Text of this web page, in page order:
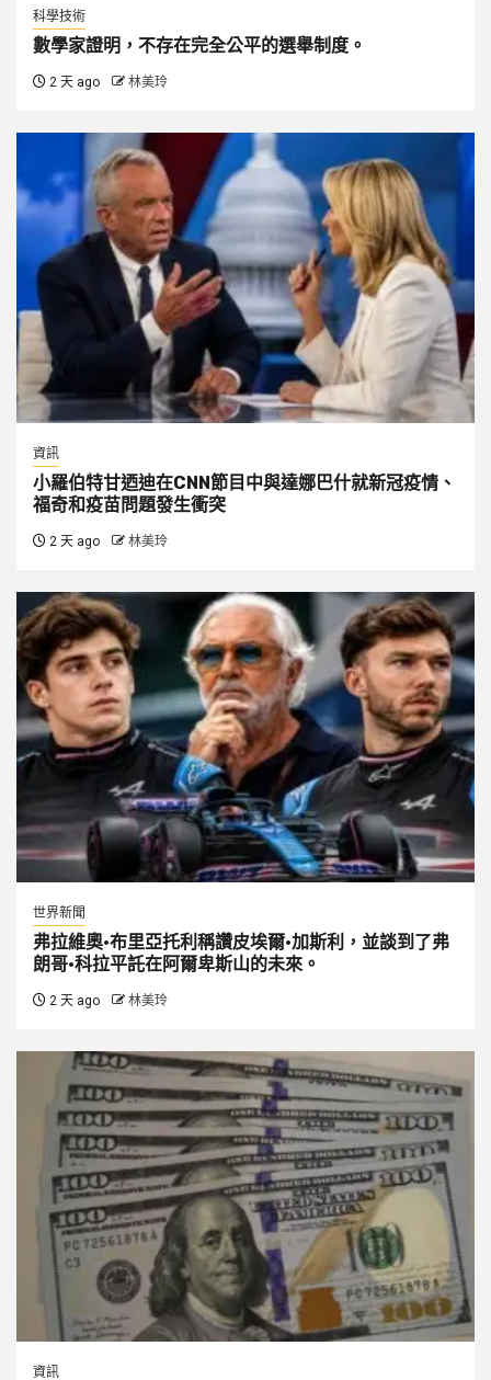
科學技術
數學家證明，不存在完全公平的選舉制度。
2 天 ago 林美玲
資訊
小羅伯特甘迺迪在CNN節目中與達娜巴什就新冠疫情、
福奇和疫苗問題發生衝突
2 天 ago 林美玲
世界新聞
弗拉維奧·布里亞托利稱讚皮埃爾·加斯利，並談到了弗
朗哥·科拉平託在阿爾卑斯山的未來。
2 天 ago 林美玲
資訊